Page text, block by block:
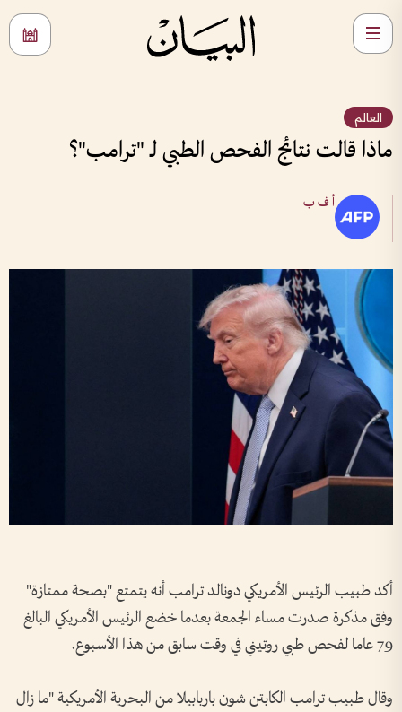
العالم
ماذا قالت نتائج الفحص الطبي لـ "ترامب"؟
أ ف ب
أكد طبيب الرئيس الأمريكي دونالد ترامب أنه يتمتع "بصحة ممتازة"
وفق مذكرة صدرت مساء الجمعة بعدما خضع الرئيس الأمريكي البالغ
79 عاما لفحص طبي روتيني في وقت سابق من هذا الأسبوع.
وقال طبيب ترامب الكابتن شون باربابيلا من البحرية الأمريكية "ما زال